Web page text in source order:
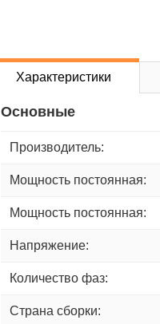
Характеристики
Основные
Производитель:
Мощность постоянная:
Мощность постоянная:
Напряжение:
Количество фаз:
Страна сборки: